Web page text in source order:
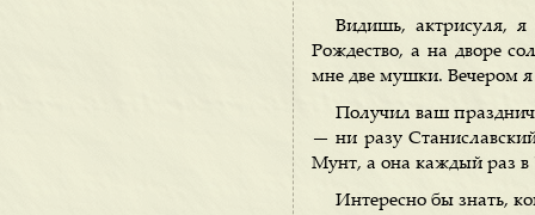
Видишь, актрисуля,
Рождество, а на дворе
мне две мушки. Вечером
Получил ваш
— ни разу
Мунт, а она каждый раз в
Интересно бы знать,